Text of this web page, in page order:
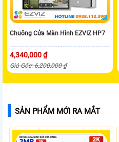
Chuông Cửa Màn Hình EZVIZ HP7
4,340,000 ₫
Giá Gốc: 6,200,000 ₫
SẢN PHẨM MỚI RA MẮT